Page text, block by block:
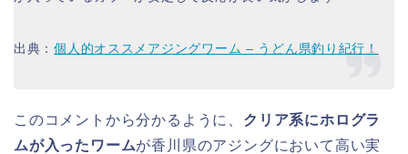
出典：個人的オススメアジングワーム – うどん県釣り紀行！
このコメントから分かるように、 クリア系にホログラ
ムが入ったワームが香川県のアジングにおいて高い実